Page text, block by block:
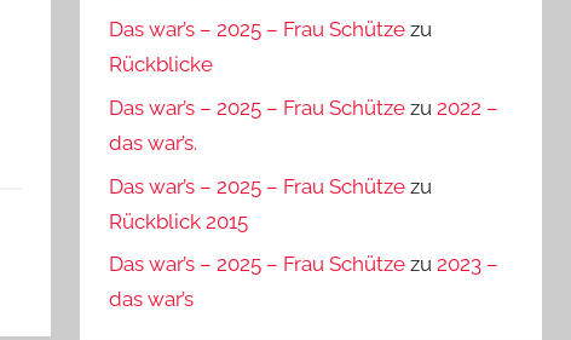
Das war’s – 2025 – Frau Schütze zu
Rückblicke
Das war’s – 2025 – Frau Schütze zu 2022 –
das war’s.
Das war’s – 2025 – Frau Schütze zu
Rückblick 2015
Das war’s – 2025 – Frau Schütze zu2023 –
das war’s